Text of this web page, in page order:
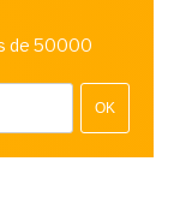
de 50000
OK